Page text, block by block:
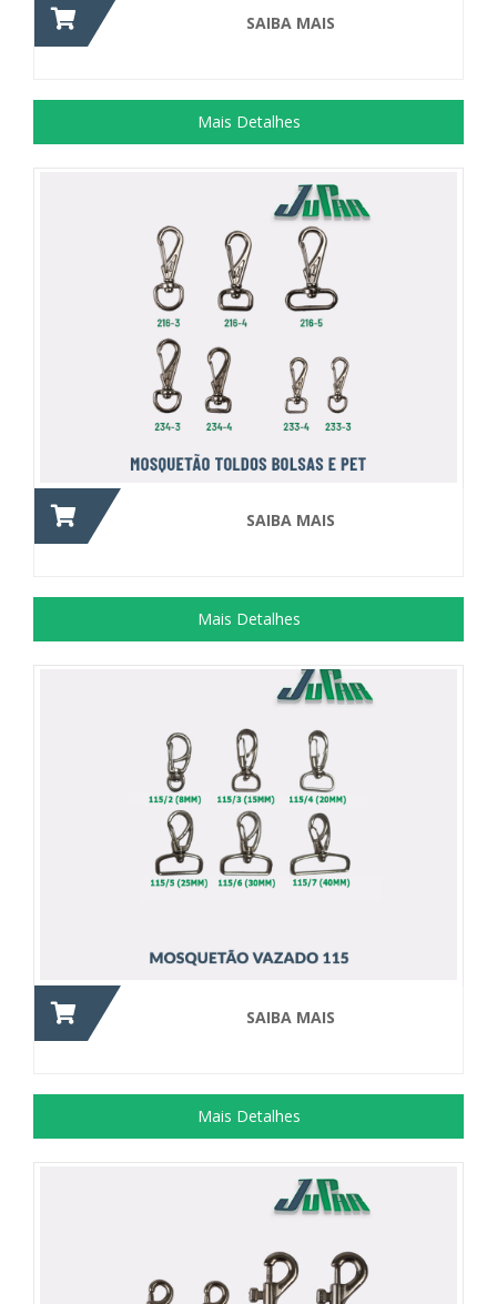
SAIBA MAIS
Mais Detalhes
Acessório utilizado para confecção de...
+ DETALHES
SAIBA MAIS
Mais Detalhes
Acessório utilizado para confecção de...
+ DETALHES
SAIBA MAIS
Mais Detalhes
Acessório utilizado para confecção de...